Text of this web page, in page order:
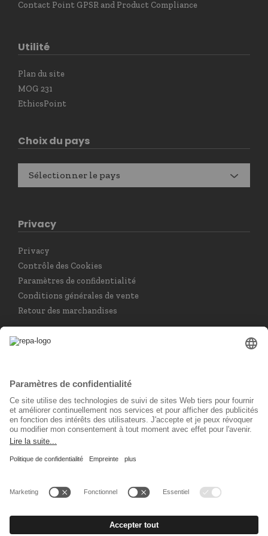
Contact Point GPSR and Product Compliance
Utilité
Plan du site
MOG 231
EthicsPoint
Choix du pays
Sélectionner le pays
Privacy
Privacy
Contrôle des Cookies
Paramètres de confidentialité
Conditions générales de vente
Retour des marchandises
Choisir la langue
Français
Réseau social
© 2026 REPA Holding GmbH. All rights reserved